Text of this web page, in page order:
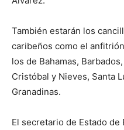
También estarán los
caribeños como el
los de Bahamas,
Cristóbal y Nieves, Santa
Granadinas.
El secretario de Estado de